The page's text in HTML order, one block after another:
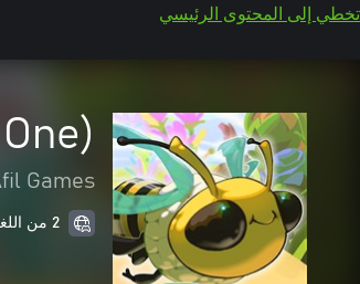
تخطي إلى المحتوى الرئيسي
Games
2 من اللغات المدعمة